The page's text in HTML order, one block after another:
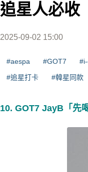
追星人必收
2025-09-02 15:00
#aespa #GOT7
#追星打卡
#韓星同款
10. GOT7 JayB「先